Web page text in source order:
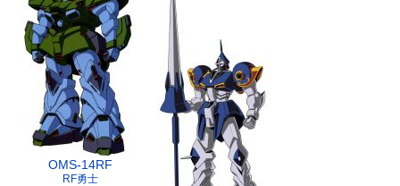
OMS-14RF
RF勇士